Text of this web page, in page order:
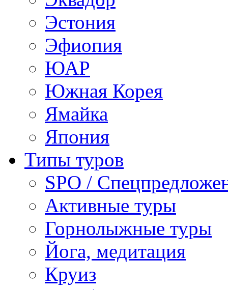
Эстония
Эфиопия
ЮАР
Южная Корея
Ямайка
Япония
Типы туров
SPO /
Активные туры
Горнолыжные туры
Йога, медитация
Круиз